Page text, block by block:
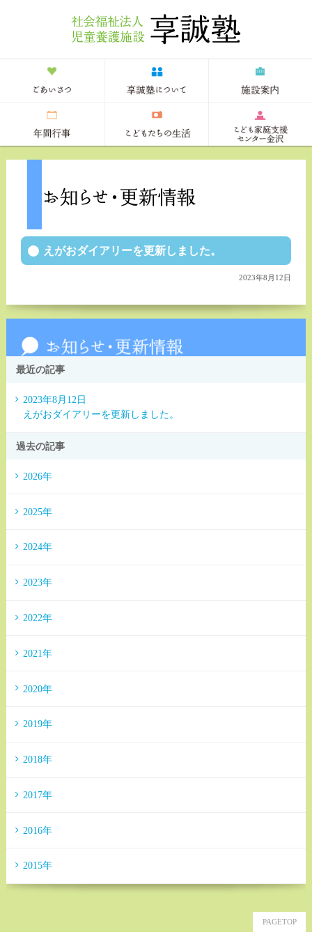
えがおダイアリーを更新しました。
2023年8月12日
最近の記事
2023年8月12日
えがおダイアリーを更新しました。
過去の記事
2026年
2025年
2024年
2023年
2022年
2021年
2020年
2019年
2018年
2017年
2016年
2015年
PAGETOP